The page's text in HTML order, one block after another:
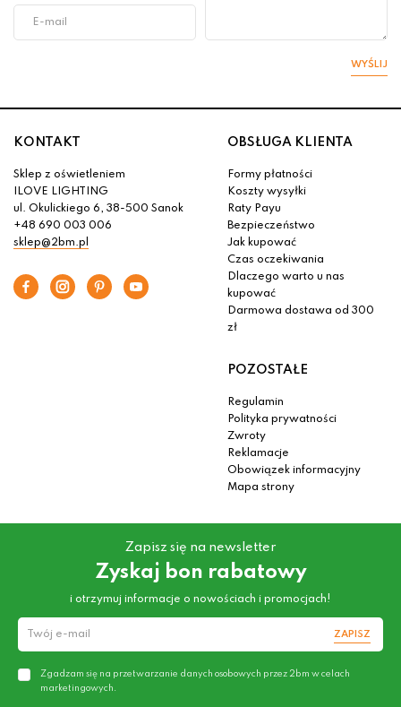
WYŚLIJ
KONTAKT
Sklep z oświetleniem
ILOVE LIGHTING
ul. Okulickiego 6, 38-500 Sanok
+48 690 003 006
sklep@2bm.pl
OBSŁUGA KLIENTA
Formy płatności
Koszty wysyłki
Raty Payu
Bezpieczeństwo
Jak kupować
Czas oczekiwania
Dlaczego warto u nas
kupować
Darmowa dostawa od 300
zł
POZOSTAŁE
Regulamin
Polityka prywatności
Zwroty
Reklamacje
Obowiązek informacyjny
Mapa strony
Zapisz się na newsletter
Zyskaj bon rabatowy
i otrzymuj informacje o nowościach i promocjach!
ZAPISZ
Zgadzam się na przetwarzanie danych osobowych przez 2bm w celach
marketingowych.